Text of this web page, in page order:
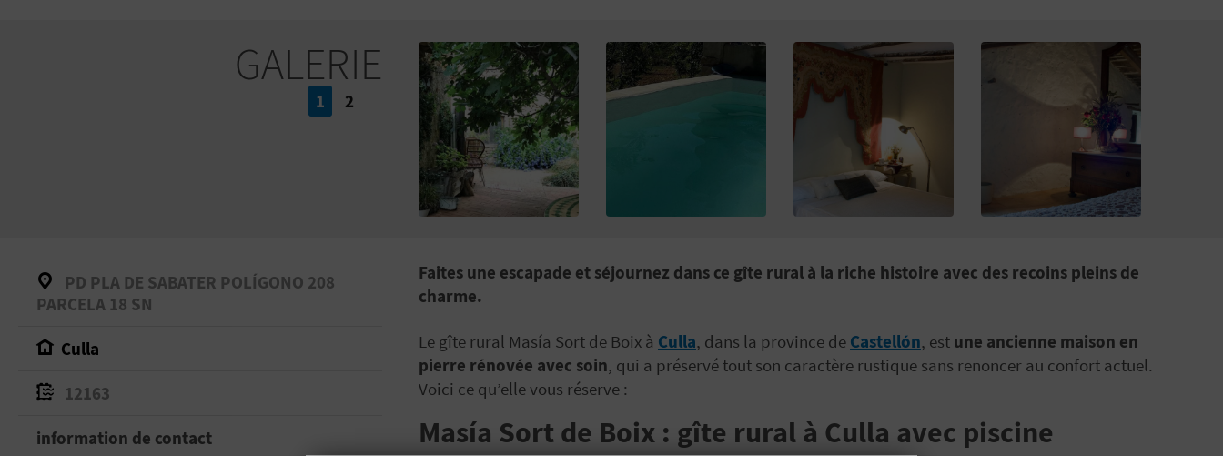
GALERIE
1 2
PD PLA DE SABATER POLÍGONO 208
PARCELA 18 SN
Culla
12163
information de contact
Faites une escapade et séjournez dans ce gîte rural à la riche histoire avec des recoins pleins de
charme.
Le gîte rural Masía Sort de Boix à Culla, dans la province de Castellón, est une ancienne maison en
pierre rénovée avec soin, qui a préservé tout son caractère rustique sans renoncer au confort actuel.
Voici ce qu’elle vous réserve :
Masía Sort de Boix : gîte rural à Culla avec piscine